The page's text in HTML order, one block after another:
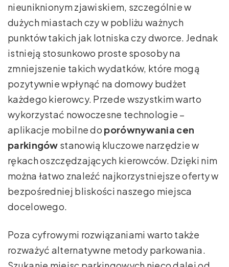
nieuniknionym zjawiskiem, szczególnie w
dużych miastach czy w pobliżu ważnych
punktów takich jak lotniska czy dworce. Jednak
istnieją stosunkowo proste sposoby na
zmniejszenie takich wydatków, które mogą
pozytywnie wpłynąć na domowy budżet
każdego kierowcy. Przede wszystkim warto
wykorzystać nowoczesne technologie –
aplikacje mobilne do porównywania cen
parkingów stanowią kluczowe narzędzie w
rękach oszczędzających kierowców. Dzięki nim
można łatwo znaleźć najkorzystniejsze oferty w
bezpośredniej bliskości naszego miejsca
docelowego.
Poza cyfrowymi rozwiązaniami warto także
rozważyć alternatywne metody parkowania.